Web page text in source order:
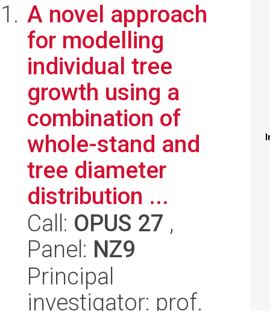
A novel approach
for modelling
individual tree
growth using a
combination of
whole-stand and
tree diameter
distribution ...
Call: OPUS 27 ,
Panel: NZ9
Principal
investigator: prof.